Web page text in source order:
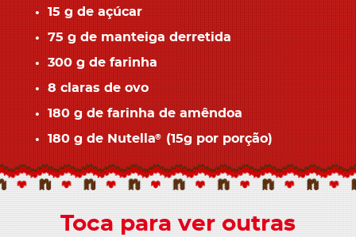
15 g de açúcar
75 g de manteiga derretida
300 g de farinha
8 claras de ovo
180 g de farinha de amêndoa
180 g de Nutella®(15g por porção)
Toca para ver outras